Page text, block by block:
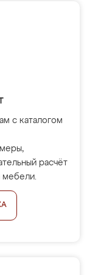
с каталогом
расчёт
мебели.